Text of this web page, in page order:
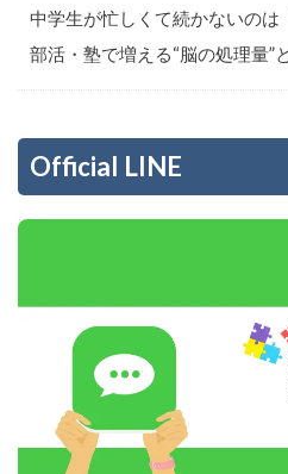
中学生が忙しくて続かないのは
部活・塾で増える“脳の処理量”
Official LINE